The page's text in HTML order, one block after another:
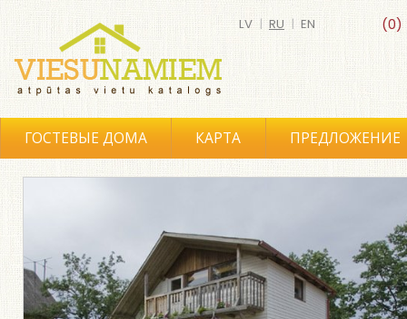
(0)
LV | RU | EN
ГОСТЕВЫЕ ДОМА КАРТА ПРЕДЛОЖЕНИЕ